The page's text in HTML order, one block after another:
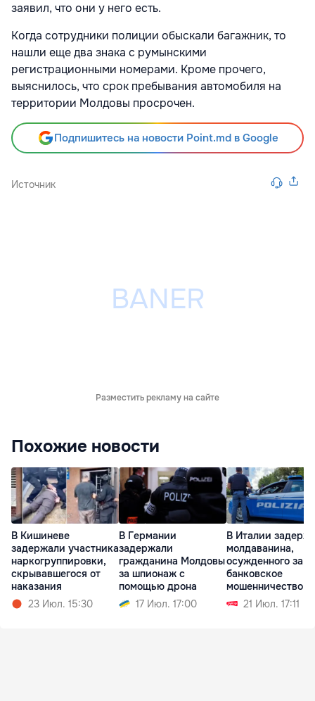
заявил, что они у него есть.
Когда сотрудники полиции обыскали багажник, то
нашли еще два знака с румынскими
регистрационными номерами. Кроме прочего,
выяснилось, что срок пребывания автомобиля на
территории Молдовы просрочен.
Подпишитесь на новости Point.md в Google
Источник
Разместить рекламу на сайте
Похожие новости
В Кишиневе
задержали участника
наркогруппировки,
скрывавшегося от
наказания
23 Июл. 15:30
В Германии
задержали
гражданина Молдовы
за шпионаж с
помощью дрона
17 Июл. 17:00
В Италии
молдаванина,
осужденного за
банковское
мошенничество
родине21 Июл. 17:11